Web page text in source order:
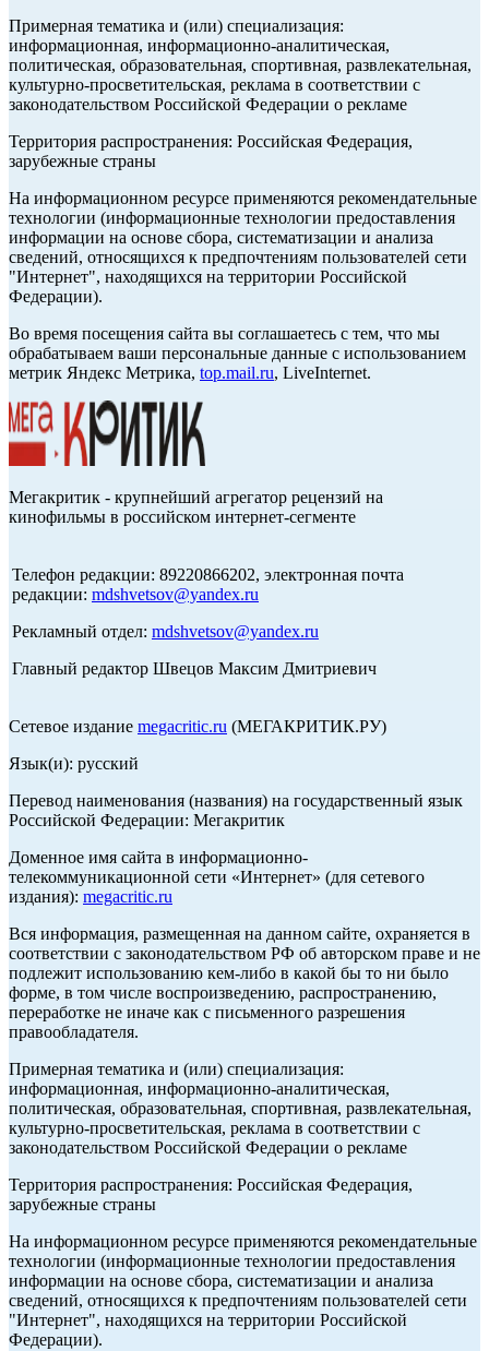
Примерная тематика и (или) специализация:
информационная, информационно-аналитическая,
политическая, образовательная, спортивная, развлекательная,
культурно-просветительская, реклама в соответствии с
законодательством Российской Федерации о рекламе
Территория распространения: Российская Федерация,
зарубежные страны
На информационном ресурсе применяются рекомендательные
технологии (информационные технологии предоставления
информации на основе сбора, систематизации и анализа
сведений, относящихся к предпочтениям пользователей сети
"Интернет", находящихся на территории Российской
Федерации).
Во время посещения сайта вы соглашаетесь с тем, что мы
обрабатываем ваши персональные данные с использованием
метрик Яндекс Метрика, top.mail.ru, LiveInternet.
Мегакритик - крупнейший агрегатор рецензий на
кинофильмы в российском интернет-сегменте
Телефон редакции: 89220866202, электронная почта
редакции: mdshvetsov@yandex.ru
Рекламный отдел: mdshvetsov@yandex.ru
Главный редактор Швецов Максим Дмитриевич
Сетевое издание megacritic.ru (МЕГАКРИТИК.РУ)
Язык(и): русский
Перевод наименования (названия) на государственный язык
Российской Федерации: Мегакритик
Доменное имя сайта в информационно-
телекоммуникационной сети «Интернет» (для сетевого
издания): megacritic.ru
Вся информация, размещенная на данном сайте, охраняется в
соответствии с законодательством РФ об авторском праве и не
подлежит использованию кем-либо в какой бы то ни было
форме, в том числе воспроизведению, распространению,
переработке не иначе как с письменного разрешения
правообладателя.
Примерная тематика и (или) специализация:
информационная, информационно-аналитическая,
политическая, образовательная, спортивная, развлекательная,
культурно-просветительская, реклама в соответствии с
законодательством Российской Федерации о рекламе
Территория распространения: Российская Федерация,
зарубежные страны
На информационном ресурсе применяются рекомендательные
технологии (информационные технологии предоставления
информации на основе сбора, систематизации и анализа
сведений, относящихся к предпочтениям пользователей сети
"Интернет", находящихся на территории Российской
Федерации).